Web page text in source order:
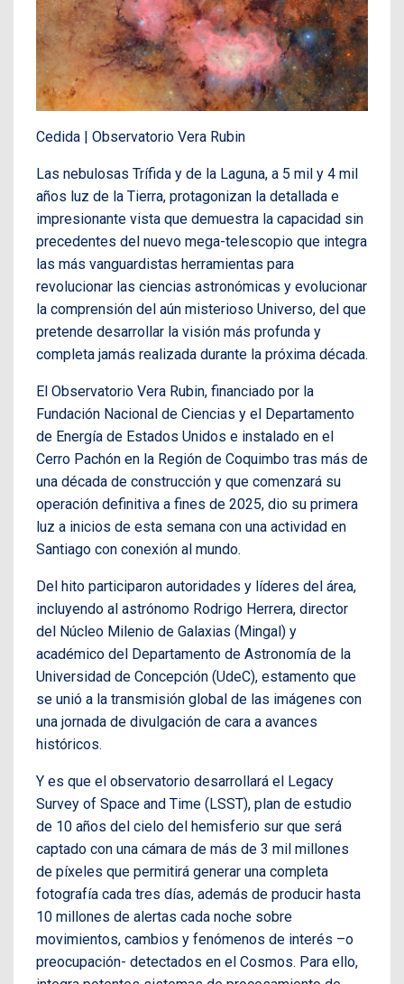
Cedida | Observatorio Vera Rubin
Las nebulosas Trífida y de la Laguna, a 5 mil y 4 mil
años luz de la Tierra, protagonizan la detallada e
impresionante vista que demuestra la capacidad sin
precedentes del nuevo mega-telescopio que integra
las más vanguardistas herramientas para
revolucionar las ciencias astronómicas y evolucionar
la comprensión del aún misterioso Universo, del que
pretende desarrollar la visión más profunda y
completa jamás realizada durante la próxima década.
El Observatorio Vera Rubin, financiado por la
Fundación Nacional de Ciencias y el Departamento
de Energía de Estados Unidos e instalado en el
Cerro Pachón en la Región de Coquimbo tras más de
una década de construcción y que comenzará su
operación definitiva a fines de 2025, dio su primera
luz a inicios de esta semana con una actividad en
Santiago con conexión al mundo.
Del hito participaron autoridades y líderes del área,
incluyendo al astrónomo Rodrigo Herrera, director
del Núcleo Milenio de Galaxias (Mingal) y
académico del Departamento de Astronomía de la
Universidad de Concepción (UdeC), estamento que
se unió a la transmisión global de las imágenes con
una jornada de divulgación de cara a avances
históricos.
Y es que el observatorio desarrollará el Legacy
Survey of Space and Time (LSST), plan de estudio
de 10 años del cielo del hemisferio sur que será
captado con una cámara de más de 3 mil millones
de píxeles que permitirá generar una completa
fotografía cada tres días, además de producir hasta
10 millones de alertas cada noche sobre
movimientos, cambios y fenómenos de interés –o
preocupación- detectados en el Cosmos. Para ello,